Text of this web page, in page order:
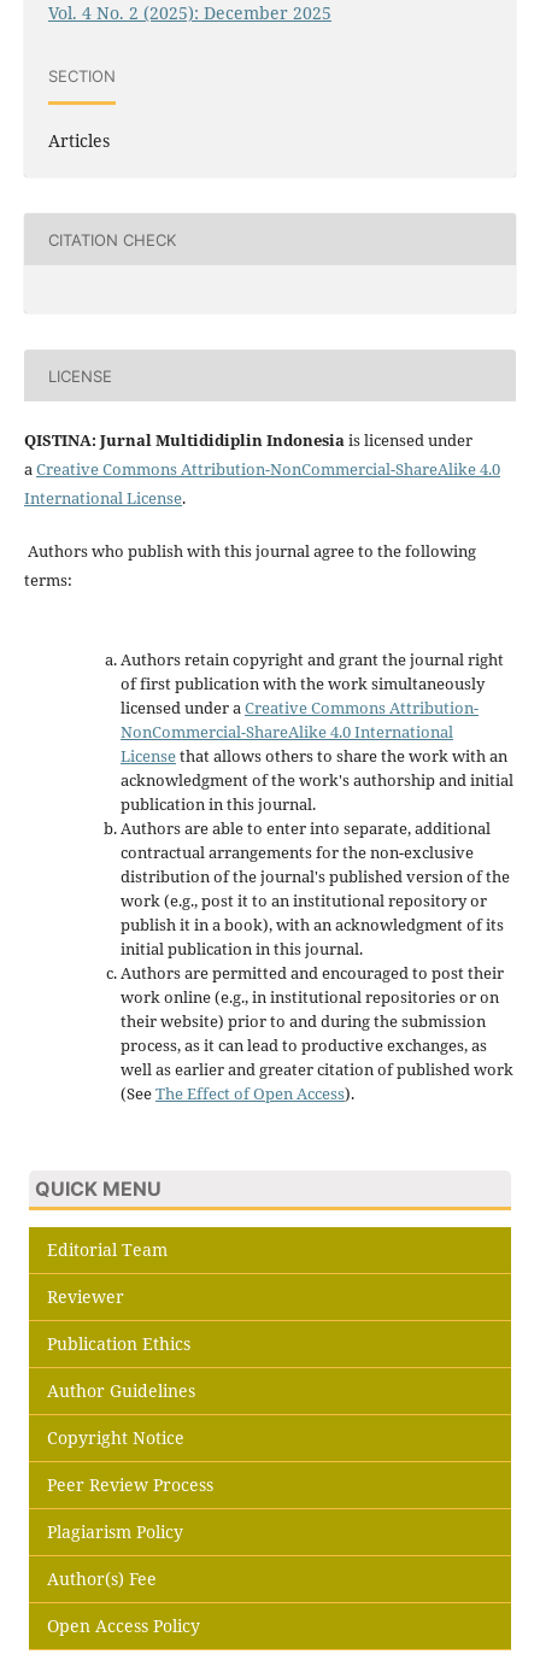
Vol. 4 No. 2 (2025): December 2025
SECTION
Articles
CITATION CHECK
LICENSE
QISTINA: Jurnal Multididiplin Indonesiais licensed under
aCreative Commons Attribution-NonCommercial-ShareAlike 4.0
International License.
Authors who publish with this journal agree to the following
terms:
Authors retain copyright and grant the journal right
of first publication with the work simultaneously
licensed under aCreative Commons Attribution-
NonCommercial-ShareAlike 4.0 International
Licensethat allows others to share the work with an
acknowledgment of the work's authorship and initial
publication in this journal.
Authors are able to enter into separate, additional
contractual arrangements for the non-exclusive
distribution of the journal's published version of the
work (e.g., post it to an institutional repository or
publish it in a book), with an acknowledgment of its
initial publication in this journal.
Authors are permitted and encouraged to post their
work online (e.g., in institutional repositories or on
their website) prior to and during the submission
process, as it can lead to productive exchanges, as
well as earlier and greater citation of published work
(SeeThe Effect of Open Access).
QUICK MENU
Editorial Team
Reviewer
Publication Ethics
Author Guidelines
Copyright Notice
Peer Review Process
Plagiarism Policy
Author(s) Fee
Open Access Policy